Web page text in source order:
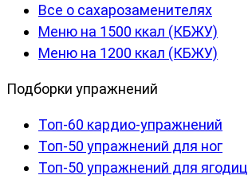
Все о сахарозаменителях
Меню на 1500 ккал (КБЖУ)
Меню на 1200 ккал (КБЖУ)
Подборки упражнений
Топ-60 кардио-упражнений
Топ-50 упражнений для ног
Топ-50 упражнений для ягодиц